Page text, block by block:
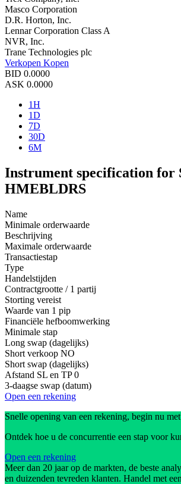
Masco Corporation
D.R. Horton, Inc.
Lennar Corporation Class A
NVR, Inc.
Trane Technologies plc
Verkopen Kopen
BID 0.0000
ASK 0.0000
1H
1D
7D
30D
6M
Instrument specification for
HMEBLDRS
Name
Minimale orderwaarde
Beschrijving
Maximale orderwaarde
Transactiestap
Type
Handelstijden
Contractgrootte / 1 partij
Storting vereist
Waarde van 1 pip
Financiële hefboomwerking
Minimale stap
Long swap (dagelijks)
Short verkoop NO
Short swap (dagelijks)
Afstand SL en TP 0
3-daagse swap (datum)
Open een rekening
Snelle opening van een rekening, begin nu
Ontdek hoe u de concurrentie een stap voor
Open een rekening
Meer dan 20 jaar op de markten, de beste
en duizenden tevreden klanten. Handel met